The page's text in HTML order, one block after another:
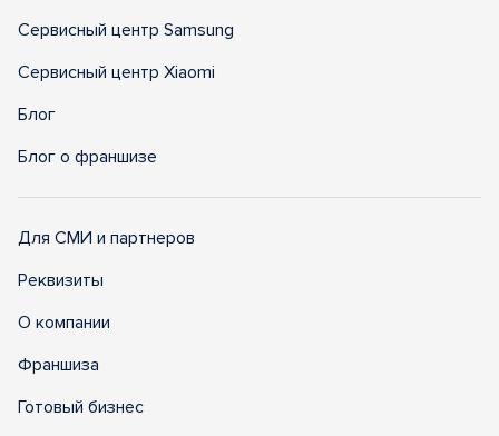
Сервисный центр Samsung
Сервисный центр Xiaomi
Блог
Блог о франшизе
Для СМИ и партнеров
Реквизиты
О компании
Франшиза
Готовый бизнес